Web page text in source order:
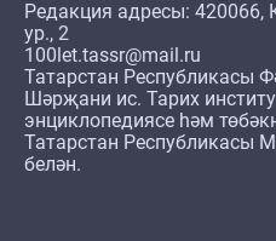
Редакция адресы: 420066,
ур., 2
100let.tassr@mail.ru
Татарстан Республикасы
Шәрҗани ис. Тарих
энциклопедиясе һәм
Татарстан Республикасы
белән.